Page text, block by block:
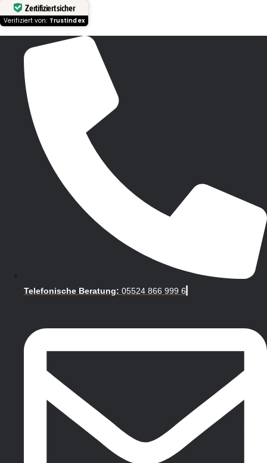
Zertifiziert sicher
Verifiziert von: Trustindex
Telefonische Beratung: 05524 866 999 6